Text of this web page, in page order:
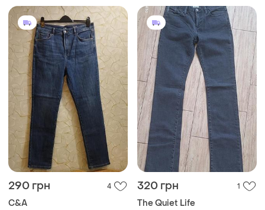
брюки женская одежда
деним итальялия
290 грн 4
C&A
320 грн 1
The Quiet Life